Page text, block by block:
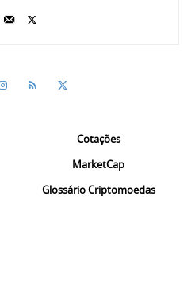
Cotações
MarketCap
Glossário Criptomoedas